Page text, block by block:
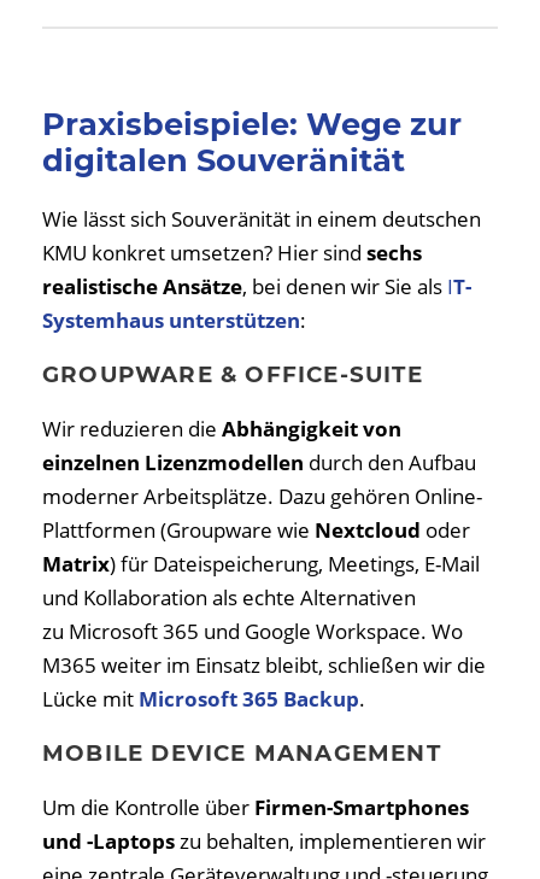
Praxisbeispiele: Wege zur
digitalen Souveränität
Wie lässt sich Souveränität in einem deutschen
KMU konkret umsetzen? Hier sind sechs
realistische Ansätze, bei denen wir Sie als IT-
Systemhaus unterstützen:
GROUPWARE & OFFICE-SUITE
Wir reduzieren die Abhängigkeit von
einzelnen Lizenzmodellen durch den Aufbau
moderner Arbeitsplätze. Dazu gehören Online-
Plattformen (Groupware wie Nextcloud oder
Matrix) für Dateispeicherung, Meetings, E-Mail
und Kollaboration als echte Alternativen
zu Microsoft 365 und Google Workspace. Wo
M365 weiter im Einsatz bleibt, schließen wir die
Lücke mit Microsoft 365 Backup.
MOBILE DEVICE MANAGEMENT
Um die Kontrolle über Firmen-Smartphones
und -Laptopszu behalten, implementieren wir